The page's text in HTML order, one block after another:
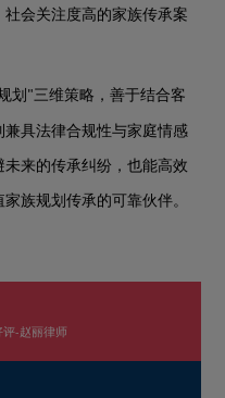
会关注度高的家族传承案
划 "三维策略，善于结合客
兼具法律合规性与家庭情感
来的传承纠纷，也能高效
族规划传承的可靠伙伴。
-赵丽律师